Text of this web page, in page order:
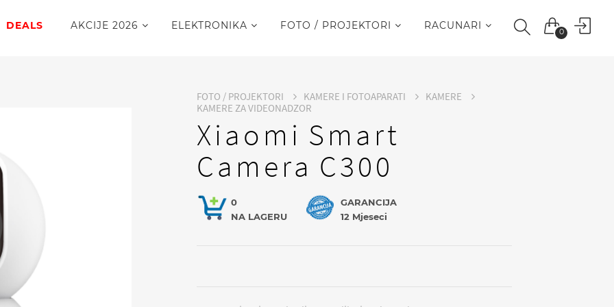
0
DEALS AKCIJE 2026 ELEKTRONIKA FOTO / PROJEKTORI RACUNARI
FOTO / PROJEKTORI KAMERE I FOTOAPARATI
KAMERE
KAMERE ZA VIDEONADZOR
Xiaomi Smart
Camera C300
0
NA LAGERU
GARANCIJA
12 Mjeseci